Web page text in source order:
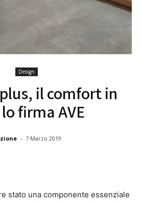
Design
il comfort in
firma AVE
- 7 Marzo 2019
stato una componente essenziale